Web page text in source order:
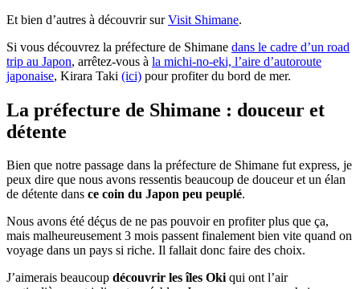
Et bien d’autres à découvrir surVisit Shimane.
Si vous découvrez la préfecture de Shimane dans le cadre d’un road
trip au Japon, arrêtez-vous à la michi-no-eki, l’aire d’autoroute
japonaise, Kirara Taki (ici) pour profiter du bord de mer.
La préfecture de Shimane : douceur et
détente
Bien que notre passage dans la préfecture de Shimane fut express, je
peux dire que nous avons ressentis beaucoup de douceur et un élan
de détente dans ce coin du Japon peu peuplé.
Nous avons été déçus de ne pas pouvoir en profiter plus que ça,
mais malheureusement 3 mois passent finalement bien vite quand on
voyage dans un pays si riche. Il fallait donc faire des choix.
J’aimerais beaucoup découvrir les îles Okiqui ont l’air